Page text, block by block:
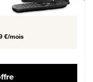
€/mois